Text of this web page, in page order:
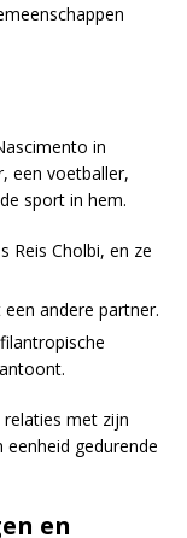
in
een voetballer,
sport in hem.
Reis Cholbi, en ze
andere partner.
met zijn
gedurende
en